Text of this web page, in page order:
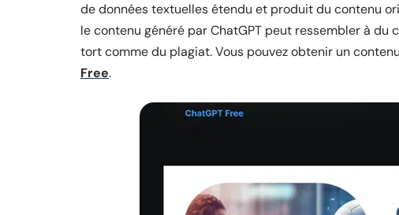
de données textuelles étendu et produit du contenu
le contenu généré par ChatGPT peut ressembler à
tort comme du plagiat. Vous pouvez obtenir un
Free.